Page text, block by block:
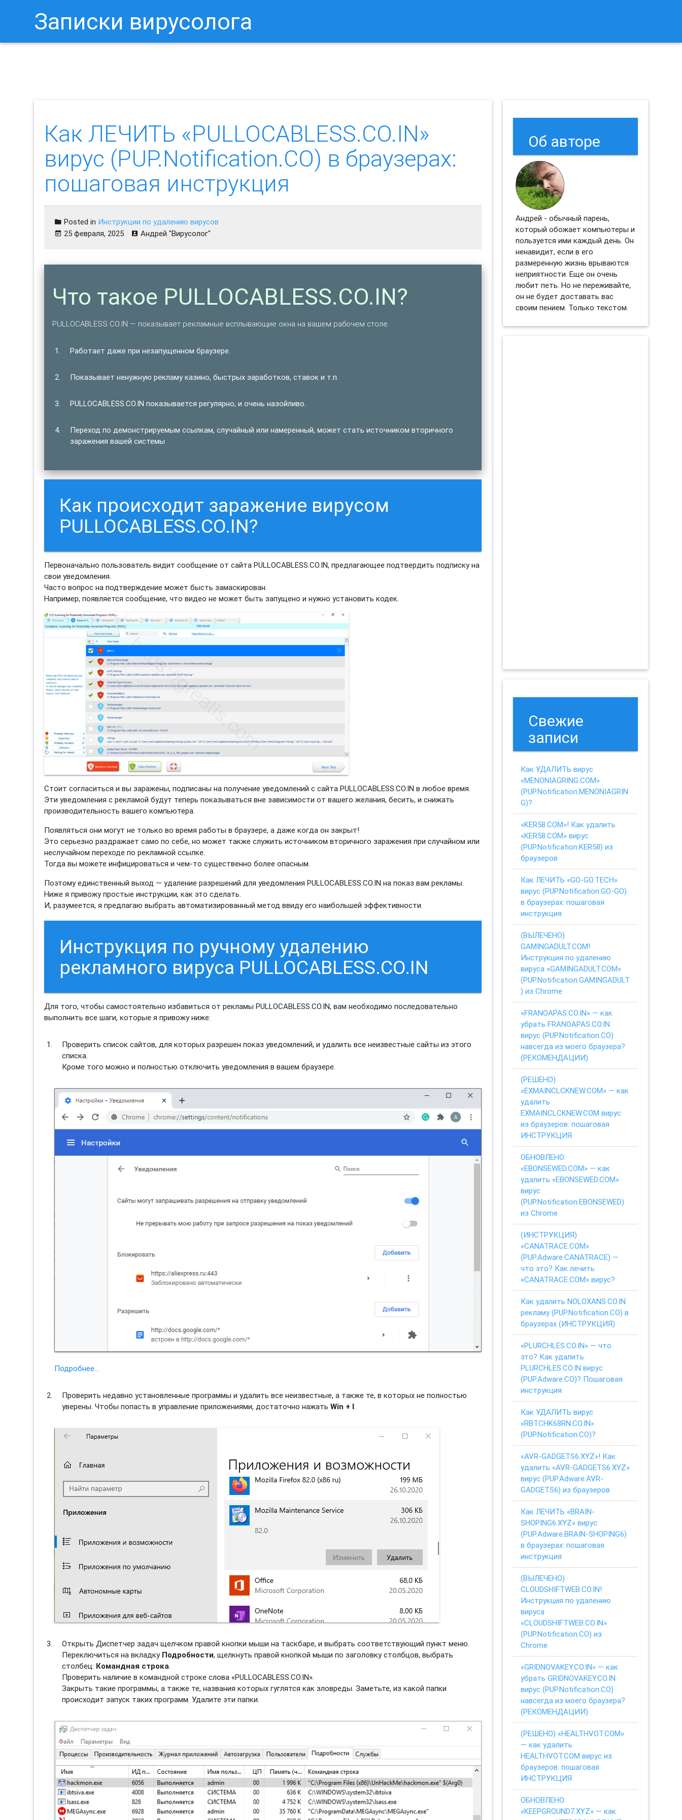
Записки вирусолога
Как ЛЕЧИТЬ «PULLOCABLESS.CO.IN»
вирус (PUP.Notification.CO) в браузерах:
пошаговая инструкция
Posted in Инструкции по удалению вирусов
25 февраля, 2025
Андрей "Вирусолог"
Что такое PULLOCABLESS.CO.IN?
PULLOCABLESS.CO.IN — показывает рекламные всплывающие окна на вашем рабочем столе.
Работает даже при незапущенном браузере.
Показывает ненужную рекламу казино, быстрых заработков, ставок и т.п.
PULLOCABLESS.CO.IN показывается регулярно, и очень назойливо.
Переход по демонстрируемым ссылкам, случайный или намеренный, может стать источником вторичного
заражения вашей системы
Как происходит заражение вирусом
PULLOCABLESS.CO.IN?
Первоначально пользователь видит сообщение от сайта PULLOCABLESS.CO.IN, предлагающее подтвердить подписку на
свои уведомления.
Часто вопрос на подтверждение может бысть замаскирован.
Например, появляется сообщение, что видео не может быть запущено и нужно установить кодек.
Стоит согласиться и вы заражены, подписаны на получение уведомлений с сайта PULLOCABLESS.CO.IN в любое время.
Эти уведомления с рекламой будут теперь показываться вне зависимости от вашего желания, бесить, и снижать
производительность вашего компьютера.
Появляться они могут не только во время работы в браузере, а даже когда он закрыт!
Это серьезно раздражает само по себе, но может также служить источником вторичного заражения при случайном или
неслучайном переходе по рекламной ссылке.
Тогда вы можете инфицироваться и чем-то существенно более опасным.
Поэтому единственный выход — удаление разрешений для уведомления PULLOCABLESS.CO.IN на показ вам рекламы.
Ниже я привожу простые инструкции, как это сделать.
И, разумеется, я предлагаю выбрать автоматизированный метод ввиду его наибольшей эффективности.
Инструкция по ручному удалению
рекламного вируса PULLOCABLESS.CO.IN
Для того, чтобы самостоятельно избавиться от рекламы PULLOCABLESS.CO.IN, вам необходимо последовательно
выполнить все шаги, которые я привожу ниже:
Проверить список сайтов, для которых разрешен показ уведомлений, и удалить все неизвестные сайты из этого
списка.
Кроме того можно и полностью отключить уведомления в вашем браузере.
Подробнее…
Проверить недавно установленные программы и удалить все неизвестные, а также те, в которых не полностью
уверены. Чтобы попасть в управление приложениями, достаточно нажатьWin + I
Открыть Диспетчер задач щелчком правой кнопки мыши на таскбаре, и выбрать соотвeтствующий пункт меню.
Переключиться на вкладку Подробности, щелкнуть правой кнопкой мыши по заголовку столбцов, выбрать
столбец: Командная строка
Проверить наличие в командной строке слова «PULLOCABLESS.CO.IN».
Закрыть такие программы, а также те, названия которых гуглятся как зловреды. Заметьте, из какой папки
происходит запуск таких программ. Удалите эти папки.
Об авторе
Андрей - обычный парень,
который обожает компьютеры и
пользуется ими каждый день. Он
ненавидит, если в его
размеренную жизнь врываются
неприятности. Еще он очень
любит петь. Но не переживайте,
он не будет доставать вас
своим пением. Только текстом.
Свежие
записи
Как УДАЛИТЬ вирус
«MENONIAGRING.COM»
(PUP.Notification.MENONIAGRIN
G)?
«KER58.COM»! Как удалить
«KER58.COM» вирус
(PUP.Notification.KER58) из
браузеров
Как ЛЕЧИТЬ «GO-GO.TECH»
вирус (PUP.Notification.GO-GO)
в браузерах: пошаговая
инструкция
(ВЫЛЕЧЕНО)
GAMINGADULT.COM!
Инструкция по удалению
вируса «GAMINGADULT.COM»
(PUP.Notification.GAMINGADULT
) из Chrome
«FRANOAPAS.CO.IN» — как
убрать FRANOAPAS.CO.IN
вирус (PUP.Notification.CO)
навсегда из моего браузера?
(РЕКОМЕНДАЦИИ)
(РЕШЕНО)
«EXMAINCLCKNEW.COM» — как
удалить
EXMAINCLCKNEW.COM вирус
из браузеров: пошаговая
ИНСТРУКЦИЯ
ОБНОВЛЕНО:
«EBONSEWED.COM» — как
удалить «EBONSEWED.COM»
вирус
(PUP.Notification.EBONSEWED)
из Chrome
(ИНСТРУКЦИЯ)
«CANATRACE.COM»
(PUP.Adware.CANATRACE) —
что это? Как лечить
«CANATRACE.COM» вирус?
Как удалить NOLOXANS.CO.IN
рекламу (PUP.Notification.CO) в
браузерах (ИНСТРУКЦИЯ)
«PLURCHLES.CO.IN» — что
это? Как удалить
PLURCHLES.CO.IN вирус
(PUP.Adware.CO)? Пошаговая
инструкция
Как УДАЛИТЬ вирус
«RBTCHK68RN.CO.IN»
(PUP.Notification.CO)?
«AVR-GADGETS6.XYZ»! Как
удалить «AVR-GADGETS6.XYZ»
вирус (PUP.Adware.AVR-
GADGETS6) из браузеров
Как ЛЕЧИТЬ «BRAIN-
SHOPING6.XYZ» вирус
(PUP.Adware.BRAIN-SHOPING6)
в браузерах: пошаговая
инструкция
(ВЫЛЕЧЕНО)
CLOUDSHIFTWEB.CO.IN!
Инструкция по удалению
вируса
«CLOUDSHIFTWEB.CO.IN»
(PUP.Notification.CO) из
Chrome
«GRIDNOVAKEY.CO.IN» — как
убрать GRIDNOVAKEY.CO.IN
вирус (PUP.Notification.CO)
навсегда из моего браузера?
(РЕКОМЕНДАЦИИ)
(РЕШЕНО) «HEALTHVOT.COM»
— как удалить
HEALTHVOT.COM вирус из
браузеров: пошаговая
ИНСТРУКЦИЯ
ОБНОВЛЕНО:
«KEEPGROUND7.XYZ» — как